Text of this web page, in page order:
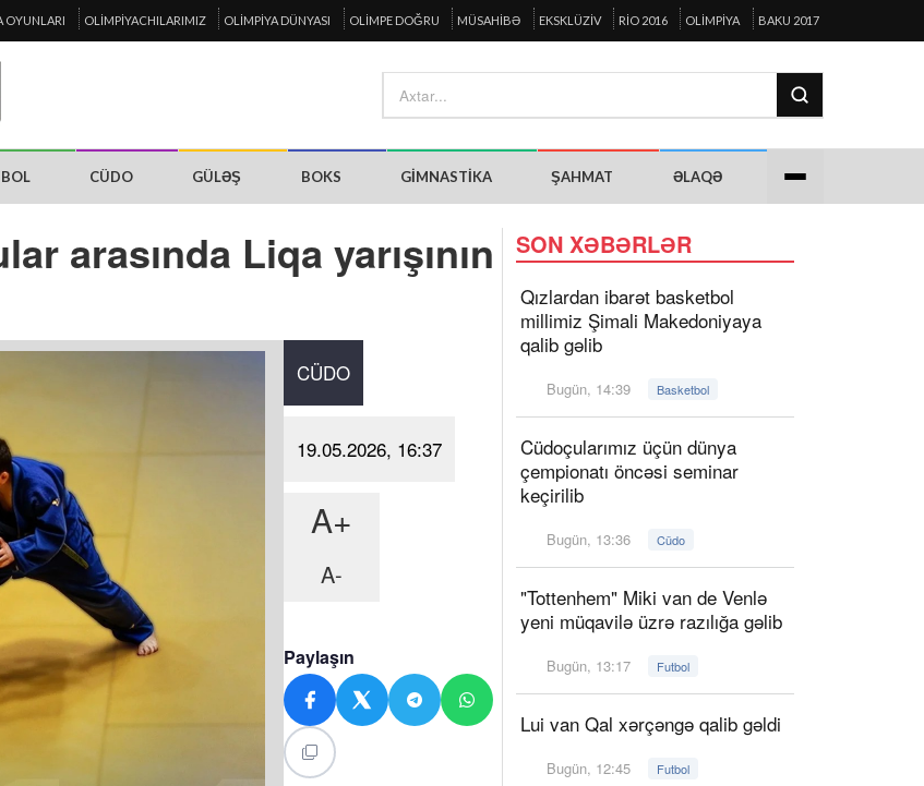
OYUNLARI OLIMPIYACHILARIMIZ OLIMPIYA DÜNYASI OLIMPE DOĞRU MÜSAHIBƏ EKSKLÜZIV RIO 2016 OLIMPIYA BAKU 2017
CÜDO GÜLƏŞ BOKS GIMNASTIKA ŞAHMAT ƏLAQƏ
arasında Liqa yarışının
CÜDO
19.05.2026, 16:37
A+
A-
Paylaşın
SON XƏBƏRLƏR
Qızlardan ibarət basketbol
millimiz Şimali Makedoniyaya
qalib gəlib
Bugün, 14:39 Basketbol
Cüdoçularımız üçün dünya
çempionatı öncəsi seminar
keçirilib
Bugün, 13:36 Cüdo
"Tottenhem" Miki van de Venlə
yeni müqavilə üzrə razılığa gəlib
Bugün, 13:17 Futbol
Lui van Qal xərçəngə qalib gəldi
Bugün, 12:45 Futbol